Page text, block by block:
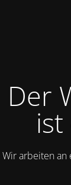
Der
Wir arbeiten an